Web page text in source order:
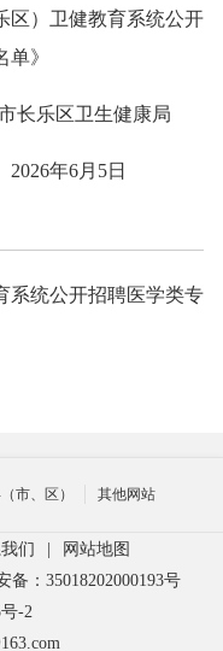
区）卫健教育系统公开
》
长乐区卫生健康局
2026年6月5日
系统公开招聘医学类专
市、区） 其他网站
们
网站地图
备：35018202000193号
-2